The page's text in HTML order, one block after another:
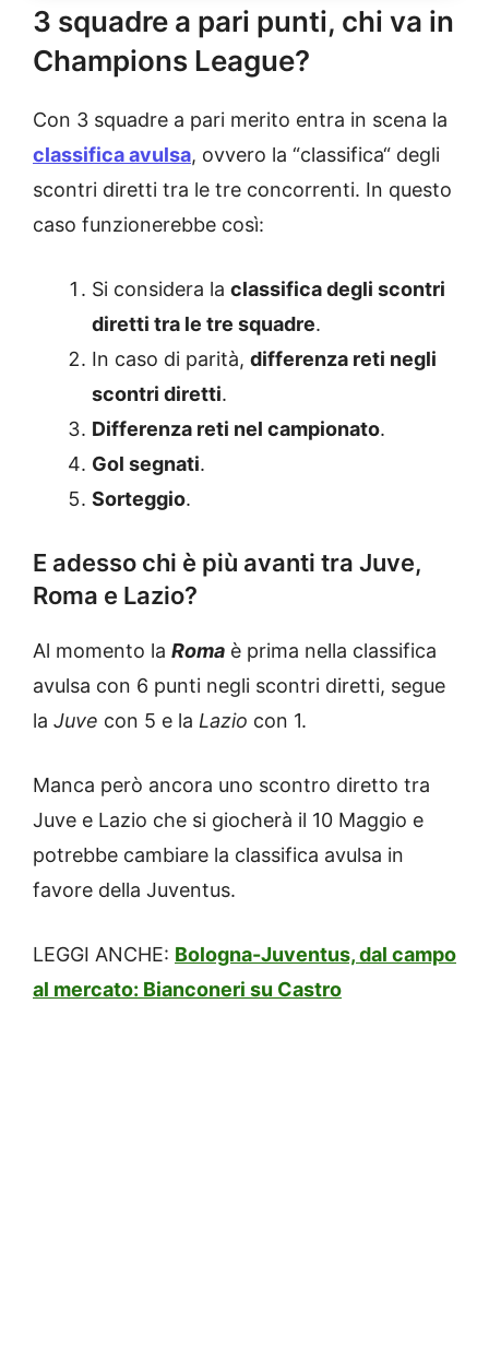
3 squadre a pari punti, chi va in
Champions League?
Con 3 squadre a pari merito entra in scena la
classifica avulsa, ovvero la “classifica“ degli
scontri diretti tra le tre concorrenti. In questo
caso funzionerebbe così:
Si considera la classifica degli scontri
diretti tra le tre squadre.
In caso di parità, differenza reti negli
scontri diretti.
Differenza reti nel campionato.
Gol segnati.
Sorteggio.
E adesso chi è più avanti tra Juve,
Roma e Lazio?
Al momento la Roma è prima nella classifica
avulsa con 6 punti negli scontri diretti, segue
la Juve con 5 e la Lazio con 1.
Manca però ancora uno scontro diretto tra
Juve e Lazio che si giocherà il 10 Maggio e
potrebbe cambiare la classifica avulsa in
favore della Juventus.
LEGGI ANCHE: Bologna-Juventus, dal campo
al mercato: Bianconeri su Castro